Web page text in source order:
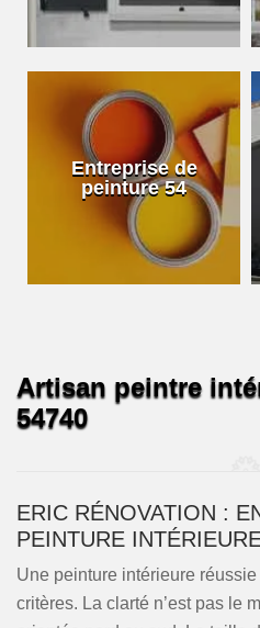
Entreprise de
peinture 54
Artisan peintre
54740
ERIC RÉNOVATION :
PEINTURE
Une peinture intérieure
critères. La clarté n’est pas le